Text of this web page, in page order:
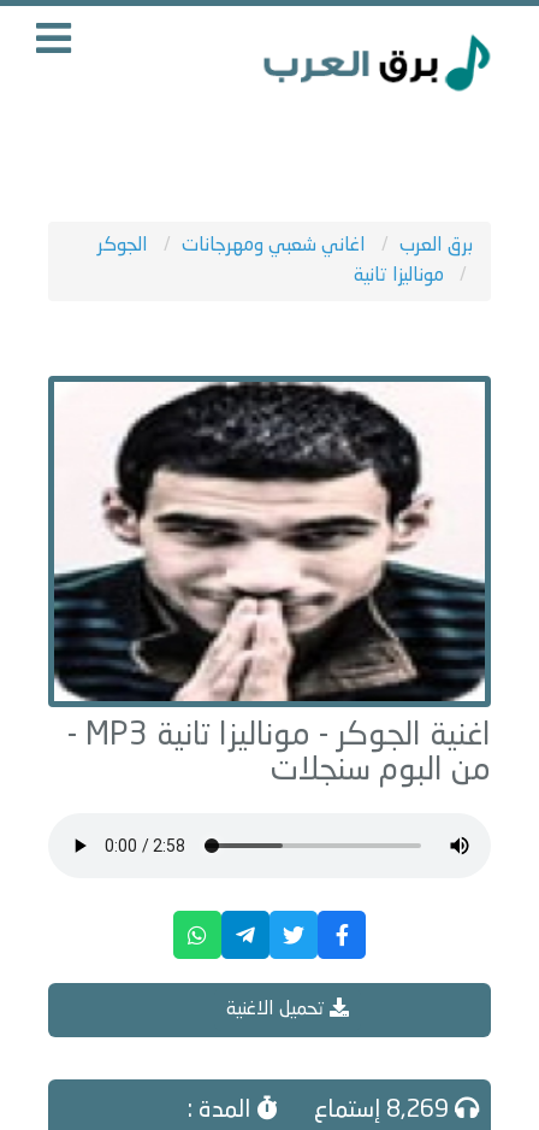
برق العرب اغاني شعبي ومهرجانات
الجوكر
موناليزا تانية
اغنية الجوكر - موناليزا تانية
MP3 -
من البوم سنجلات
تحميل الاغنية
المدة :